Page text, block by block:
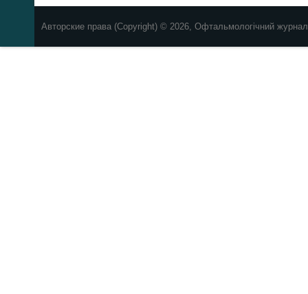
Авторские права (Copyright) © 2026, Офтальмологічний